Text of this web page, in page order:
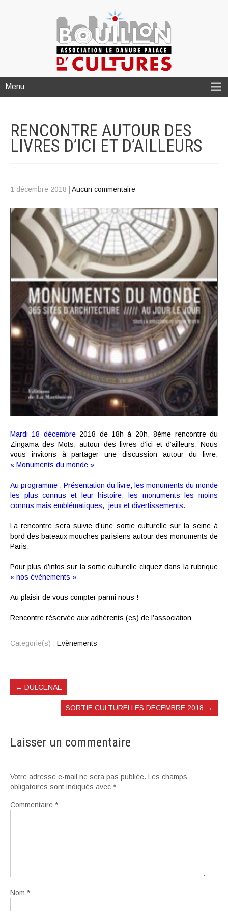
Menu
RENCONTRE AUTOUR DES
LIVRES D’ICI ET D’AILLEURS
1 décembre 2018 Aucun commentaire
Mardi 18 décembre2018 de 18h à 20h, 8ème rencontre du
Zingama des Mots, autour des livres d’ici et d’ailleurs. Nous
vous invitons à partager une discussion autour du livre,
« Monuments du monde »
Au programme : Présentation du livre, les monuments du monde
les plus connus et leur histoire, les monuments les moins
connus mais emblématiques, jeux et divertissements.
La rencontre sera suivie d’une sortie culturelle sur la seine à
bord des bateaux mouches parisiens autour des monuments de
Paris.
Pour plus d’infos sur la sortie culturelle cliquez dans la rubrique
« nos évènements »
Au plaisir de vous compter parmi nous !
Rencontre réservée aux adhérents (es) de l’association
Categorie(s) : Evènements
← DULCENAE
SORTIE CULTURELLES DECEMBRE 2018 →
Laisser un commentaire
Votre adresse e-mail ne sera pas publiée. Les champs
obligatoires sont indiqués avec *
Commentaire *
Nom *